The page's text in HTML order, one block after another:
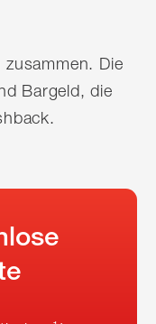
Die
Bargeld, die